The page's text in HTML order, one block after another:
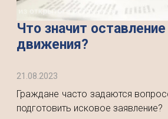
Что значит
движения?
21.08.2023
Граждане часто задаются
подготовить исковое заявление?